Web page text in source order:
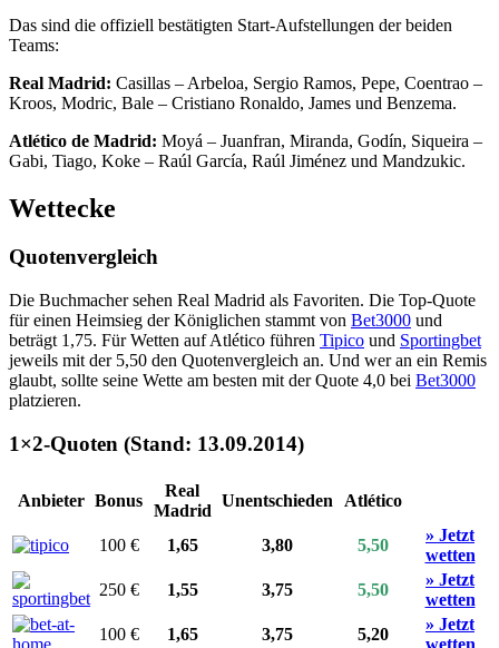
Das sind die offiziell bestätigten Start-Aufstellungen der beiden
Teams:
Real Madrid: Casillas – Arbeloa, Sergio Ramos, Pepe, Coentrao –
Kroos, Modric, Bale – Cristiano Ronaldo, James und Benzema.
Atlético de Madrid: Moyá – Juanfran, Miranda, Godín, Siqueira –
Gabi, Tiago, Koke – Raúl García, Raúl Jiménez und Mandzukic.
Wettecke
Quotenvergleich
Die Buchmacher sehen Real Madrid als Favoriten. Die Top-Quote
für einen Heimsieg der Königlichen stammt von Bet3000 und
beträgt 1,75. Für Wetten auf Atlético führen Tipico und Sportingbet
jeweils mit der 5,50 den Quotenvergleich an. Und wer an ein Remis
glaubt, sollte seine Wette am besten mit der Quote 4,0 bei Bet3000
platzieren.
1×2-Quoten (Stand: 13.09.2014)
Anbieter Bonus
Real
Madrid
Unentschieden Atlético
100 € 1,65 3,80 5,50
» Jetzt
wetten
250 €
1,55 3,75 5,50
» Jetzt
wetten
100 €
1,65 3,75 5,20
» Jetzt
wetten